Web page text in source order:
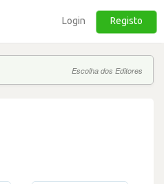
Login Registo
Escolha dos Editores